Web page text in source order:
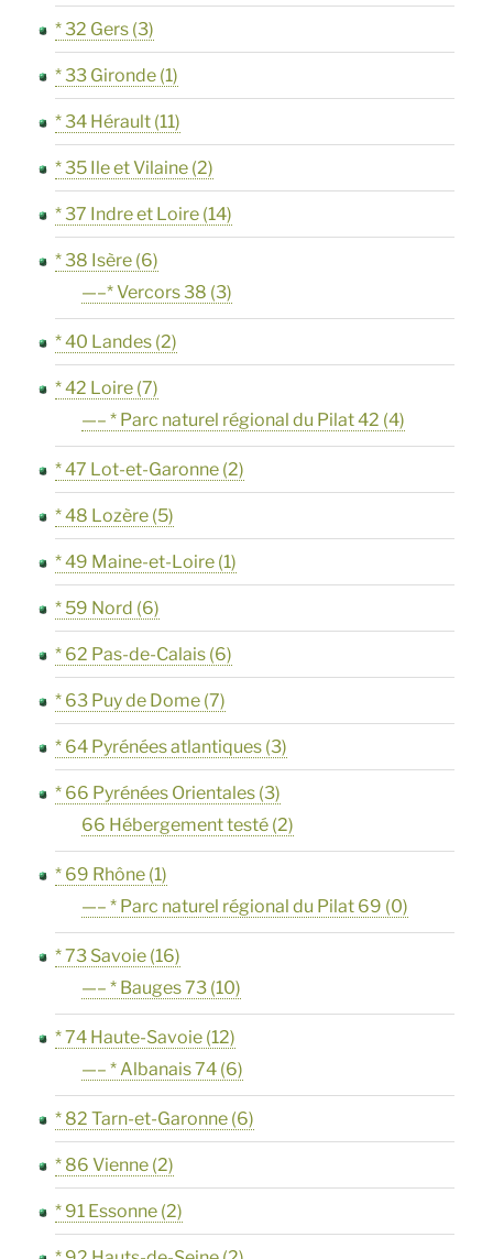
* 32 Gers (3)
* 33 Gironde (1)
* 34 Hérault (11)
* 35 Ile et Vilaine (2)
* 37 Indre et Loire (14)
* 38 Isère (6)
—–* Vercors 38 (3)
* 40 Landes (2)
* 42 Loire (7)
—– * Parc naturel régional du Pilat 42 (4)
* 47 Lot-et-Garonne (2)
* 48 Lozère (5)
* 49 Maine-et-Loire (1)
* 59 Nord (6)
* 62 Pas-de-Calais (6)
* 63 Puy de Dome (7)
* 64 Pyrénées atlantiques (3)
* 66 Pyrénées Orientales (3)
66 Hébergement testé (2)
* 69 Rhône (1)
—– * Parc naturel régional du Pilat 69 (0)
* 73 Savoie (16)
—– * Bauges 73 (10)
* 74 Haute-Savoie (12)
—– * Albanais 74 (6)
* 82 Tarn-et-Garonne (6)
* 86 Vienne (2)
* 91 Essonne (2)